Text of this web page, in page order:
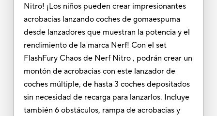
Nitro! ¡Los niños pueden crear impresionantes
acrobacias lanzando coches de gomaespuma
desde lanzadores que muestran la potencia y el
rendimiento de la marca Nerf! Con el set
FlashFury Chaos de Nerf Nitro , podrán crear un
montón de acrobacias con este lanzador de
coches múltiple, de hasta 3 coches depositados
sin necesidad de recarga para lanzarlos. Incluye
también 6 obstáculos, rampa de acrobacias y